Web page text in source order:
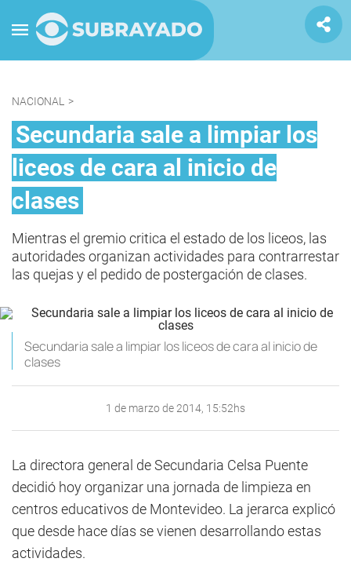
NACIONAL >
Secundaria sale a limpiar los
liceos de cara al inicio de
clases
Mientras el gremio critica el estado de los liceos, las
autoridades organizan actividades para contrarrestar
las quejas y el pedido de postergación de clases.
Secundaria sale a limpiar los liceos de cara al inicio de
clases
1 de marzo de 2014, 15:52hs
La directora general de Secundaria Celsa Puente
decidió hoy organizar una jornada de limpieza en
centros educativos de Montevideo. La jerarca explicó
que desde hace días se vienen desarrollando estas
actividades.